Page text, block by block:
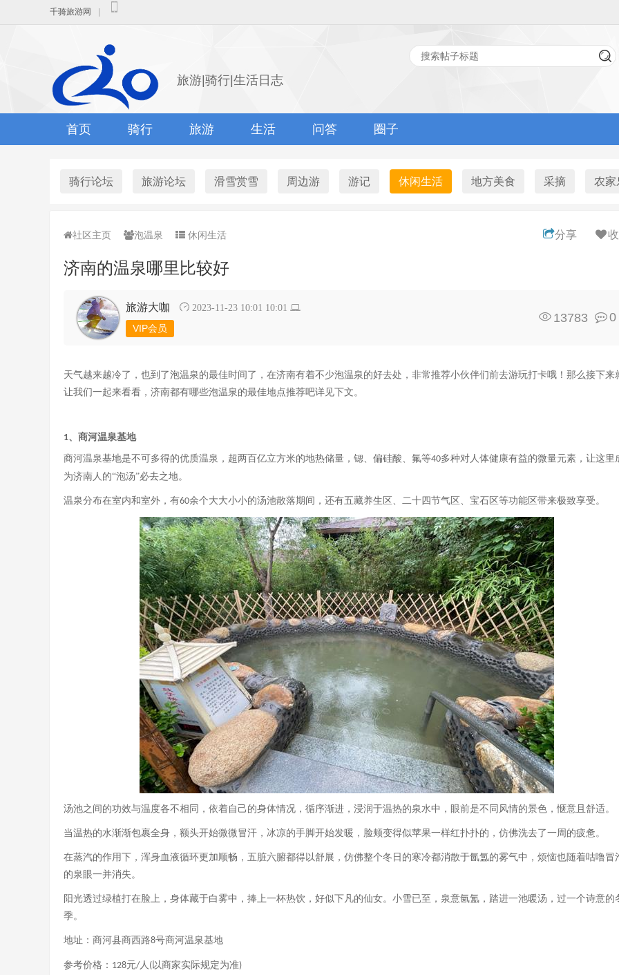
千骑旅游网
旅游|骑行|生活日志
首页 骑行 旅游 生活 问答 圈子
骑行论坛 旅游论坛 滑雪赏雪 周边游 游记 休闲生活 地方美食 采摘 农家
社区主页 泡温泉 休闲生活 分享
济南的温泉哪里比较好
旅游大咖 2023-11-23 10:01 10:01
VIP会员
13783 0
天气越来越冷了，也到了泡温泉的最佳时间了，在济南有着不少泡温泉的好去处，非常推荐小伙伴们前去游玩打卡哦！那么接下来
让我们一起来看看，济南都有哪些泡温泉的最佳地点推荐吧详见下文。
1、商河温泉基地
商河温泉基地是不可多得的优质温泉，超两百亿立方米的地热储量，锶、偏硅酸、氟等40多种对人体健康有益的微量元素，让这里
为济南人的“泡汤”必去之地。
温泉分布在室内和室外，有60余个大大小小的汤池散落期间，还有五藏养生区、二十四节气区、宝石区等功能区带来极致享受。
汤池之间的功效与温度各不相同，依着自己的身体情况，循序渐进，浸润于温热的泉水中，眼前是不同风情的景色，惬意且舒适。
当温热的水渐渐包裹全身，额头开始微微冒汗，冰凉的手脚开始发暖，脸颊变得似苹果一样红扑扑的，仿佛洗去了一周的疲惫。
在蒸汽的作用下，浑身血液循环更加顺畅，五脏六腑都得以舒展，仿佛整个冬日的寒冷都消散于氤氲的雾气中，烦恼也随着咕噜冒
的泉眼一并消失。
阳光透过绿植打在脸上，身体藏于白雾中，捧上一杯热饮，好似下凡的仙女。小雪已至，泉意氤氲，踏进一池暖汤，过一个诗意的
季。
地址：商河县商西路8号商河温泉基地
参考价格： 128元/人 (以商家实际规定为准)